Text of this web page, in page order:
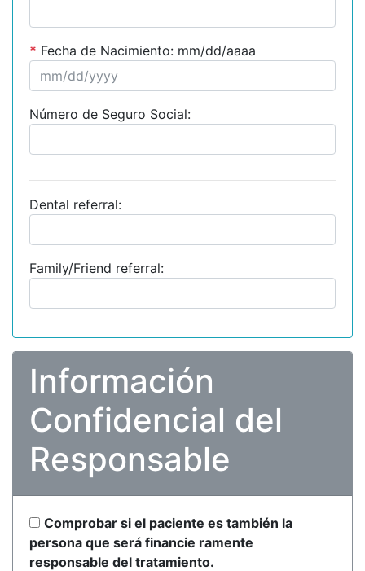
* Fecha de Nacimiento: mm/dd/aaaa
Número de Seguro Social:
Dental referral:
Family/Friend referral:
Información
Confidencial del
Responsable
Comprobar si el paciente es también la
persona que será financie ramente
responsable del tratamiento.